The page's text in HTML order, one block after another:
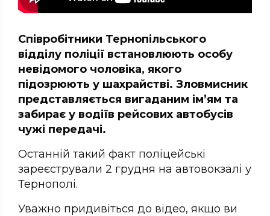
Співробітники Тернопільського
відділу поліції встановлюють особу
невідомого чоловіка, якого
підозрюють у шахрайстві. Зловмисник
представляється вигаданим ім’ям та
забирає у водіїв рейсових автобусів
чужі передачі.
Останній такий факт поліцейські
зареєстрували 2 грудня на автовокзалі у
Тернополі.
Уважно придивіться до відео, якщо ви